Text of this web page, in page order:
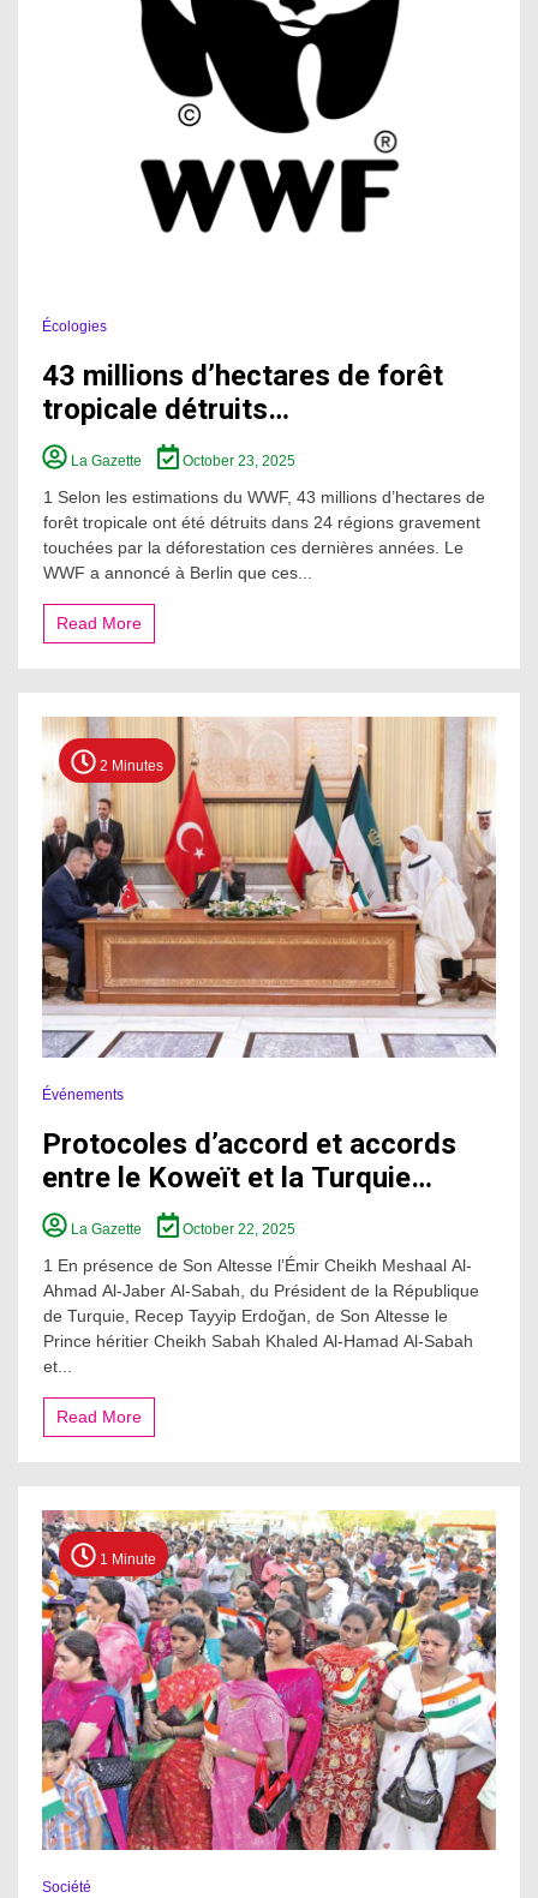
Écologies
43 millions d’hectares de forêt
tropicale détruits…
La Gazette October 23, 2025
1 Selon les estimations du WWF, 43 millions d’hectares de
forêt tropicale ont été détruits dans 24 régions gravement
touchées par la déforestation ces dernières années. Le
WWF a annoncé à Berlin que ces...
Read More
2 Minutes
Événements
Protocoles d’accord et accords
entre le Koweït et la Turquie…
La Gazette October 22, 2025
1 En présence de Son Altesse l’Émir Cheikh Meshaal Al-
Ahmad Al-Jaber Al-Sabah, du Président de la République
de Turquie, Recep Tayyip Erdoğan, de Son Altesse le
Prince héritier Cheikh Sabah Khaled Al-Hamad Al-Sabah
et...
Read More
1 Minute
Société